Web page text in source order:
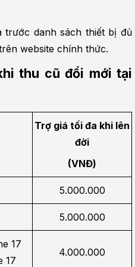
trước danh sách thiết bị đủ
website chính thức.
thu cũ đổi mới tại
Trợ giá tối đa khi lên
đời
(VNĐ)
5.000.000
5.000.000
17
17
4.000.000